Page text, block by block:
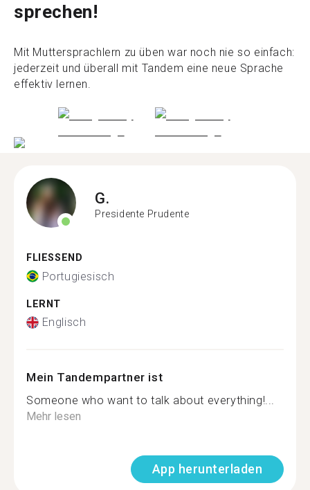
sprechen!
Mit Muttersprachlern zu üben war noch nie so einfach:
jederzeit und überall mit Tandem eine neue Sprache
effektiv lernen.
G.
Presidente Prudente
FLIESSEND
Portugiesisch
LERNT
Englisch
Mein Tandempartner ist
Someone who want to talk about everything!...
Mehr lesen
App herunterladen